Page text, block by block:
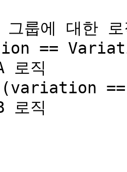
룹에 대한 로
==